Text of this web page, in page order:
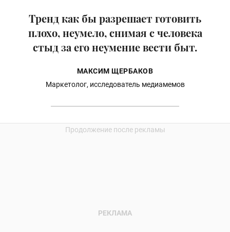
Тренд как бы разрешает готовить
плохо, неумело, снимая с человека
стыд за его неумение вести быт.
МАКСИМ ЩЕРБАКОВ
Маркетолог, исследователь медиамемов